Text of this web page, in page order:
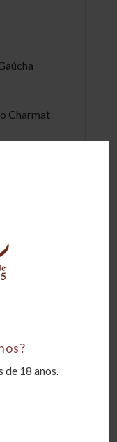
de 18 anos.
Charmat